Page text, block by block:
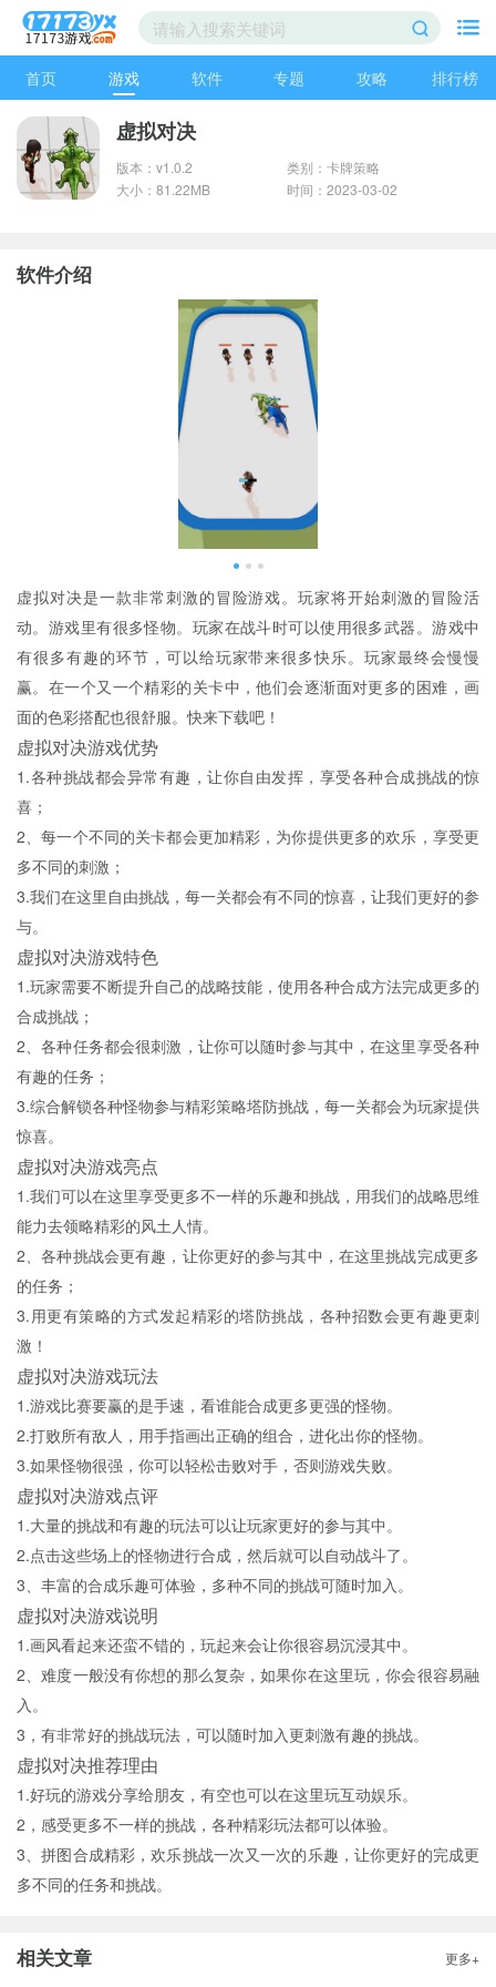
首页 游戏 软件 专题 攻略 排行榜
虚拟对决
版本：v1.0.2
类别：卡牌策略
大小：81.22MB
时间：2023-03-02
软件介绍
虚拟对决是一款非常刺激的冒险游戏。玩家将开始刺激的冒险活
动。游戏里有很多怪物。玩家在战斗时可以使用很多武器。游戏中
有很多有趣的环节，可以给玩家带来很多快乐。玩家最终会慢慢
赢。在一个又一个精彩的关卡中，他们会逐渐面对更多的困难，画
面的色彩搭配也很舒服。快来下载吧！
虚拟对决游戏优势
1.各种挑战都会异常有趣，让你自由发挥，享受各种合成挑战的惊
喜；
2、每一个不同的关卡都会更加精彩，为你提供更多的欢乐，享受更
多不同的刺激；
3.我们在这里自由挑战，每一关都会有不同的惊喜，让我们更好的参
与。
虚拟对决游戏特色
1.玩家需要不断提升自己的战略技能，使用各种合成方法完成更多的
合成挑战；
2、各种任务都会很刺激，让你可以随时参与其中，在这里享受各种
有趣的任务；
3.综合解锁各种怪物参与精彩策略塔防挑战，每一关都会为玩家提供
惊喜。
虚拟对决游戏亮点
1.我们可以在这里享受更多不一样的乐趣和挑战，用我们的战略思维
能力去领略精彩的风土人情。
2、各种挑战会更有趣，让你更好的参与其中，在这里挑战完成更多
的任务；
3.用更有策略的方式发起精彩的塔防挑战，各种招数会更有趣更刺
激！
虚拟对决游戏玩法
1.游戏比赛要赢的是手速，看谁能合成更多更强的怪物。
2.打败所有敌人，用手指画出正确的组合，进化出你的怪物。
3.如果怪物很强，你可以轻松击败对手，否则游戏失败。
虚拟对决游戏点评
1.大量的挑战和有趣的玩法可以让玩家更好的参与其中。
2.点击这些场上的怪物进行合成，然后就可以自动战斗了。
3、丰富的合成乐趣可体验，多种不同的挑战可随时加入。
虚拟对决游戏说明
1.画风看起来还蛮不错的，玩起来会让你很容易沉浸其中。
2、难度一般没有你想的那么复杂，如果你在这里玩，你会很容易融
入。
3，有非常好的挑战玩法，可以随时加入更刺激有趣的挑战。
虚拟对决推荐理由
1.好玩的游戏分享给朋友，有空也可以在这里玩互动娱乐。
2，感受更多不一样的挑战，各种精彩玩法都可以体验。
3、拼图合成精彩，欢乐挑战一次又一次的乐趣，让你更好的完成更
多不同的任务和挑战。
相关文章 更多+